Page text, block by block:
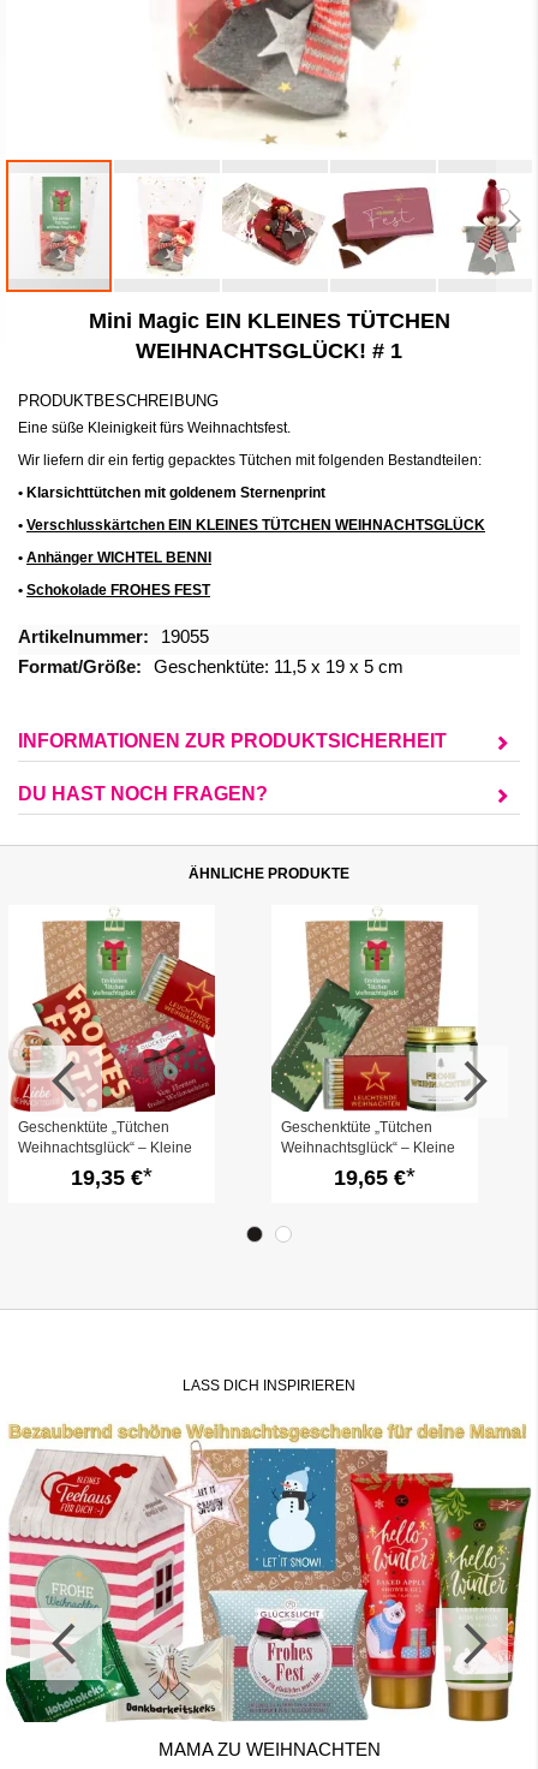
Mini Magic EIN KLEINES TÜTCHEN
WEIHNACHTSGLÜCK! # 1
PRODUKTBESCHREIBUNG
Eine süße Kleinigkeit fürs Weihnachtsfest.
Wir liefern dir ein fertig gepacktes Tütchen mit folgenden Bestandteilen:
• Klarsichttütchen mit goldenem Sternenprint
• Verschlusskärtchen EIN KLEINES TÜTCHEN WEIHNACHTSGLÜCK
• Anhänger WICHTEL BENNI
• Schokolade FROHES FEST
Mehr
Informationen
19055
Geschenktüte: 11,5 x 19 x 5 cm
INFORMATIONEN ZUR PRODUKTSICHERHEIT
DU HAST NOCH FRAGEN?
ÄHNLICHE PRODUKTE
Geschenktüte „Tütchen
Weihnachtsglück“ – Kleine
Aufmerksamkeit für
Weihnachten (Set 5)
19,35 €
Geschenktüte „Tütchen
Weihnachtsglück“ – Kleine
Aufmerksamkeit für
Weihnachten (Set 4)
19,65 €
LASS DICH INSPIRIEREN
MAMA ZU WEIHNACHTEN